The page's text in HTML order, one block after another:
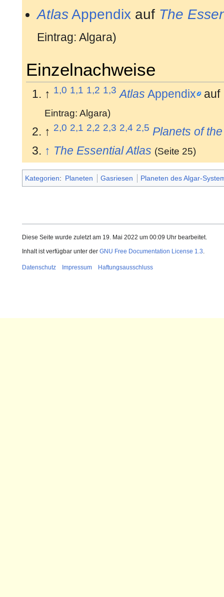
AtlasAppendix auf The
Eintrag: Algara)
Einzelnachweise
↑ 1,0 1,1 1,2 1,3 Atlas Appendix auf
Eintrag: Algara)
↑ 2,0 2,1 2,2 2,3 2,4 2,5 Planets of
↑ The Essential Atlas (Seite 25)
Kategorien: Planeten Gasriesen Planeten des Algar-
Diese Seite wurde zuletzt am 19. Mai 2022 um 00:09 Uhr bearbeitet.
Inhalt ist verfügbar unter der GNU Free Documentation License 1.3.
Datenschutz Impressum Haftungsausschluss